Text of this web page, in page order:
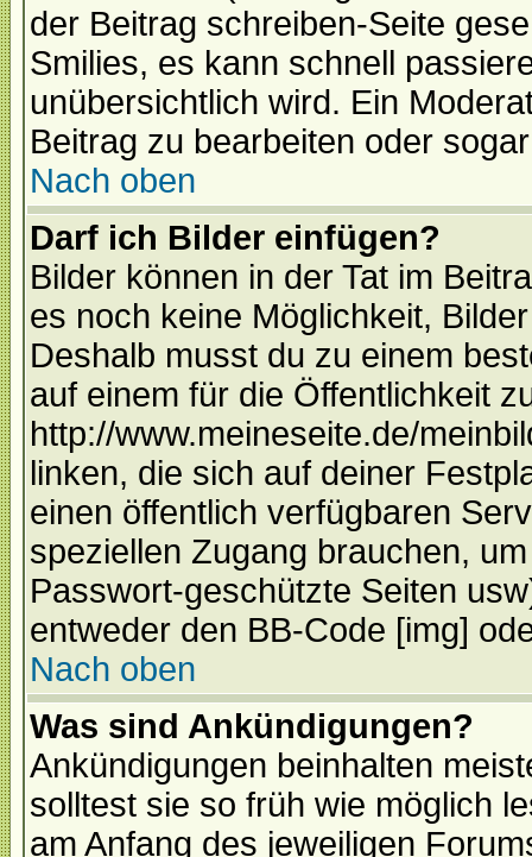
der Beitrag schreiben-Seite
Smilies, es kann schnell
unübersichtlich wird. Ein
Beitrag zu bearbeiten oder
Nach oben
Darf ich Bilder einfügen?
Bilder können in der Tat im
es noch keine Möglichkeit,
Deshalb musst du zu einem
auf einem für die Öffentlichkeit
http://www.meineseite.de/
linken, die sich auf deiner
einen öffentlich verfügbaren
speziellen Zugang brauchen,
Passwort-geschützte Seiten
entweder den BB-Code [img]
Nach oben
Was sind Ankündigungen?
Ankündigungen beinhalten
solltest sie so früh wie möglich
am Anfang des jeweiligen